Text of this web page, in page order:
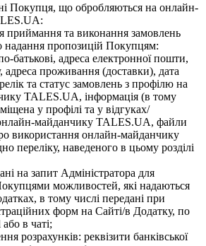
Покупця, що обробляються на онлайн-
приймання та виконання замовлень
надання пропозицій Покупцям:
батькові, адреса електронної пошти,
адреса проживання (доставки), дата
та статус замовлень з профілю на
TALES.UA, інформація (в тому
у профілі та у відгуках/
майданчику TALES.UA, файли
використання онлайн-майданчику
переліку, наведеного в цьому розділі
на запит Адміністратора для
можливостей, які надаються
в тому числі передані при
форм на Сайті/в Додатку, по
в чаті;
розрахунків: реквізити банківської